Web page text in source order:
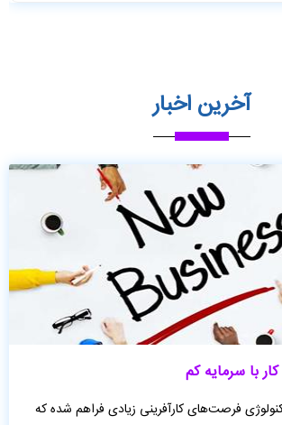
آخرین اخبار
با سرمایه کم
فرصت‌های کارآفرینی زیادی فراهم شده که